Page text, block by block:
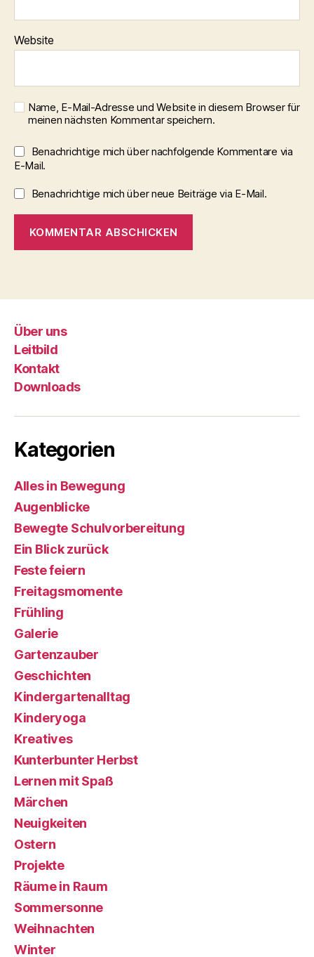
Website
Name, E-Mail-Adresse und Website in diesem Browser für
meinen nächsten Kommentar speichern.
Benachrichtige mich über nachfolgende Kommentare via
E-Mail.
Benachrichtige mich über neue Beiträge via E-Mail.
Über uns
Leitbild
Kontakt
Downloads
Kategorien
Alles in Bewegung
Augenblicke
Bewegte Schulvorbereitung
Ein Blick zurück
Feste feiern
Freitagsmomente
Frühling
Galerie
Gartenzauber
Geschichten
Kindergartenalltag
Kinderyoga
Kreatives
Kunterbunter Herbst
Lernen mit Spaß
Märchen
Neuigkeiten
Ostern
Projekte
Räume in Raum
Sommersonne
Weihnachten
Winter